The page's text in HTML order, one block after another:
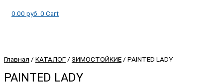
0.00 руб. 0 Cart
Главная / КАТАЛОГ / ЗИМОСТОЙКИЕ / PAINTED LADY
PAINTED LADY